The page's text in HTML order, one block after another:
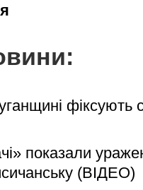
фіксують
показали
(ВІДЕО)